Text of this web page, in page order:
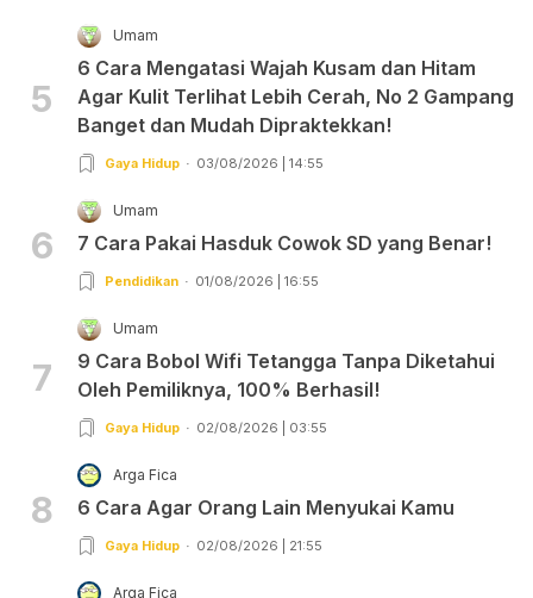
5
Umam
6 Cara Mengatasi Wajah Kusam dan Hitam
Agar Kulit Terlihat Lebih Cerah, No 2 Gampang
Banget dan Mudah Dipraktekkan!
Gaya Hidup 03/08/2026 | 14:55
6
Umam
7 Cara Pakai Hasduk Cowok SD yang Benar!
Pendidikan 01/08/2026 | 16:55
7
Umam
9 Cara Bobol Wifi Tetangga Tanpa Diketahui
Oleh Pemiliknya, 100% Berhasil!
Gaya Hidup 02/08/2026 | 03:55
8
Arga Fica
6 Cara Agar Orang Lain Menyukai Kamu
Gaya Hidup 02/08/2026 | 21:55
Arga Fica